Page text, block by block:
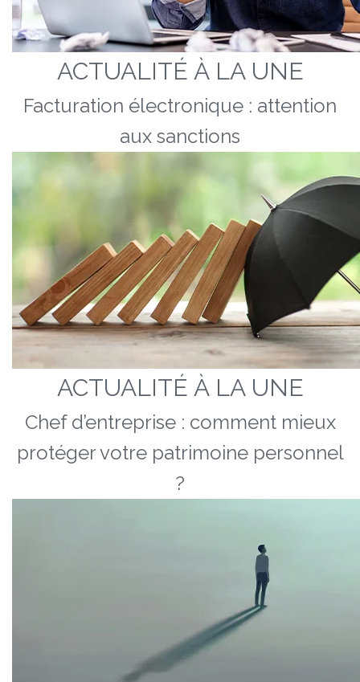
ACTUALITÉ À LA UNE
Facturation électronique : attention
aux sanctions
ACTUALITÉ À LA UNE
Chef d’entreprise : comment mieux
protéger votre patrimoine personnel
?